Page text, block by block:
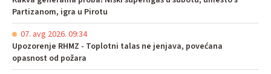
Partizanom, igra u Pirotu
07. avg 2026. 09:34
Upozorenje RHMZ - Toplotni talas ne jenjava, povećana
opasnost od požara